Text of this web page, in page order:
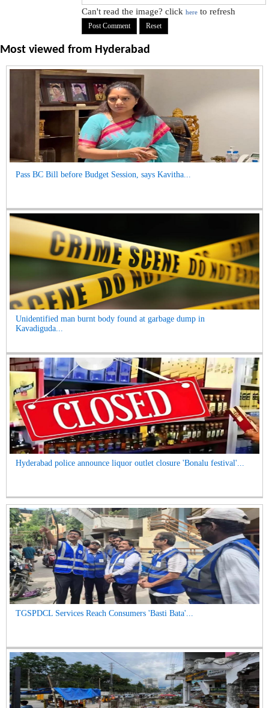
Can't read the image? clickhere to refresh
Most viewed from Hyderabad
Pass BC Bill before Budget Session, says Kavitha...
Unidentified man burnt body found at garbage dump in
Kavadiguda...
Hyderabad police announce liquor outlet closure 'Bonalu festival'...
TGSPDCL Services Reach Consumers 'Basti Bata'...